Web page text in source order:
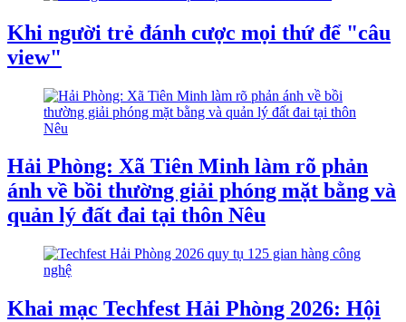
Khi người trẻ đánh cược mọi thứ để "câu
view"
Hải Phòng: Xã Tiên Minh làm rõ phản
ánh về bồi thường giải phóng mặt bằng và
quản lý đất đai tại thôn Nêu
Khai mạc Techfest Hải Phòng 2026: Hội